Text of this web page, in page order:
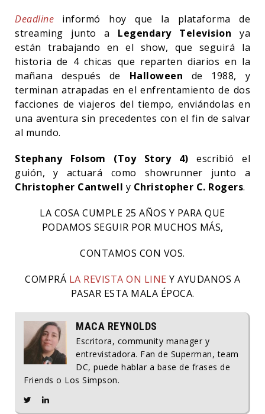
Deadline informó hoy que la plataforma de
streaming junto a Legendary Television ya
están trabajando en el show, que seguirá la
historia de 4 chicas que reparten diarios en la
mañana después de Halloween de 1988, y
terminan atrapadas en el enfrentamiento de dos
facciones de viajeros del tiempo, enviándolas en
una aventura sin precedentes con el fin de salvar
al mundo.
Stephany Folsom (Toy Story 4) escribió el
guión, y actuará como showrunner junto a
Christopher Cantwell y Christopher C. Rogers.
LA COSA CUMPLE 25 AÑOS Y PARA QUE
PODAMOS SEGUIR POR MUCHOS MÁS,
CONTAMOS CON VOS.
COMPRÁ LA REVISTA ON LINE Y AYUDANOS A
PASAR ESTA MALA ÉPOCA.
MACA REYNOLDS
Escritora, community manager y
entrevistadora. Fan de Superman, team
DC, puede hablar a base de frases de
Friends o Los Simpson.